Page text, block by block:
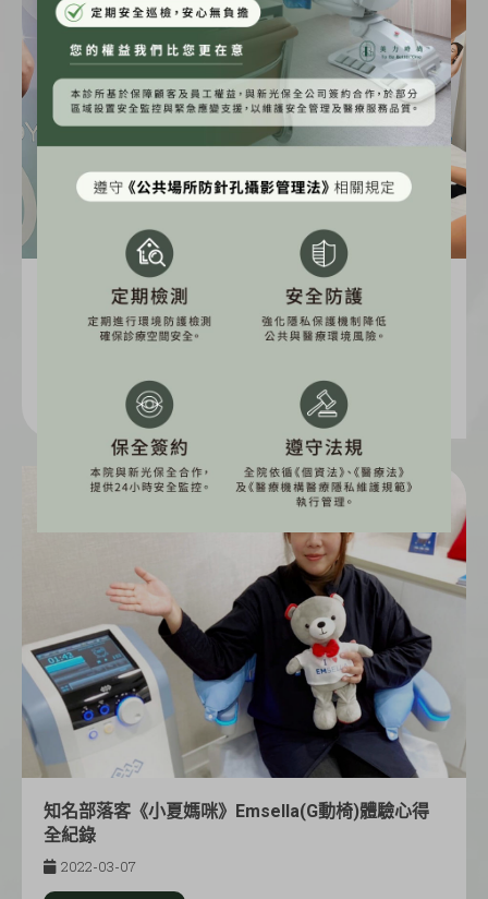
網紅《Eason》Embody(核心美力)體驗心得分享
2022-03-07
閱讀更多
知名部落客《小夏媽咪》Emsella(G動椅)體驗心得
全紀錄
2022-03-07